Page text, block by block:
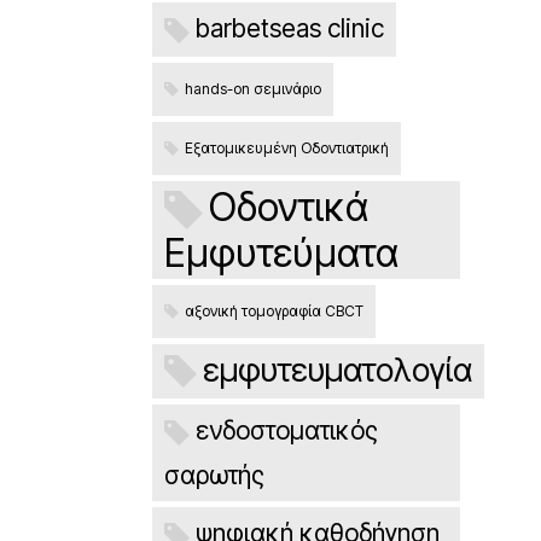
barbetseas clinic
hands-on σεμινάριο
Εξατομικευμένη Οδοντιατρική
Οδοντικά
Εμφυτεύματα
αξονική τομογραφία CBCT
εμφυτευματολογία
ενδοστοματικός
σαρωτής
ψηφιακή καθοδήγηση